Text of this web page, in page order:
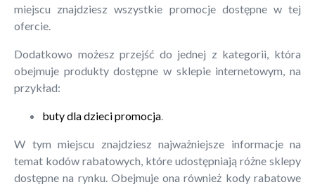
miejscu znajdziesz wszystkie promocje dostępne w tej
ofercie.
Dodatkowo możesz przejść do jednej z kategorii, która
obejmuje produkty dostępne w sklepie internetowym, na
przykład:
buty dla dzieci promocja.
W tym miejscu znajdziesz najważniejsze informacje na
temat kodów rabatowych, które udostępniają różne sklepy
dostępne na rynku. Obejmuje ona również kody rabatowe